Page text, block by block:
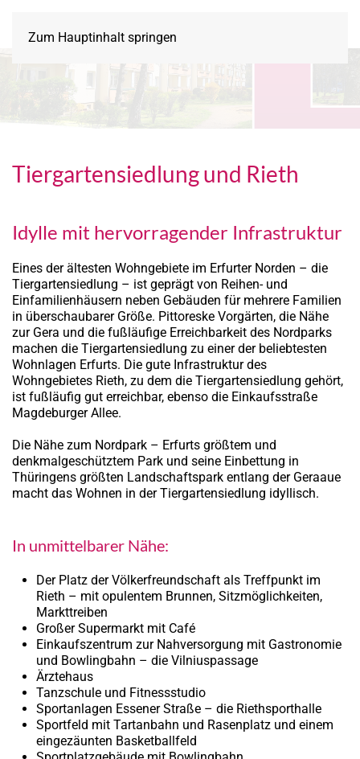
Zum Hauptinhalt springen
Tiergartensiedlung und Rieth
Idylle mit hervorragender Infrastruktur
Eines der ältesten Wohngebiete im Erfurter Norden – die
Tiergartensiedlung – ist geprägt von Reihen- und
Einfamilienhäusern neben Gebäuden für mehrere Familien
in überschaubarer Größe. Pittoreske Vorgärten, die Nähe
zur Gera und die fußläufige Erreichbarkeit des Nordparks
machen die Tiergartensiedlung zu einer der beliebtesten
Wohnlagen Erfurts. Die gute Infrastruktur des
Wohngebietes Rieth, zu dem die Tiergartensiedlung gehört,
ist fußläufig gut erreichbar, ebenso die Einkaufsstraße
Magdeburger Allee.
Die Nähe zum Nordpark – Erfurts größtem und
denkmalgeschütztem Park und seine Einbettung in
Thüringens größten Landschaftspark entlang der Geraaue
macht das Wohnen in der Tiergartensiedlung idyllisch.
In unmittelbarer Nähe:
Der Platz der Völkerfreundschaft als Treffpunkt im
Rieth – mit opulentem Brunnen, Sitzmöglichkeiten,
Markttreiben
Großer Supermarkt mit Café
Einkaufszentrum zur Nahversorgung mit Gastronomie
und Bowlingbahn – die Vilniuspassage
Ärztehaus
Tanzschule und Fitnessstudio
Sportanlagen Essener Straße – die Riethsporthalle
Sportfeld mit Tartanbahn und Rasenplatz und einem
eingezäunten Basketballfeld